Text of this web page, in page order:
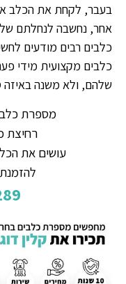
בעבר, לקחת את הכלב
אחר, נחשבה לנחלתם של
כלבים רבים מודעים
כלבים מקצועית מידי
שלהם, ולא משנה באיזה
מספרת
רחיצת
עושים את